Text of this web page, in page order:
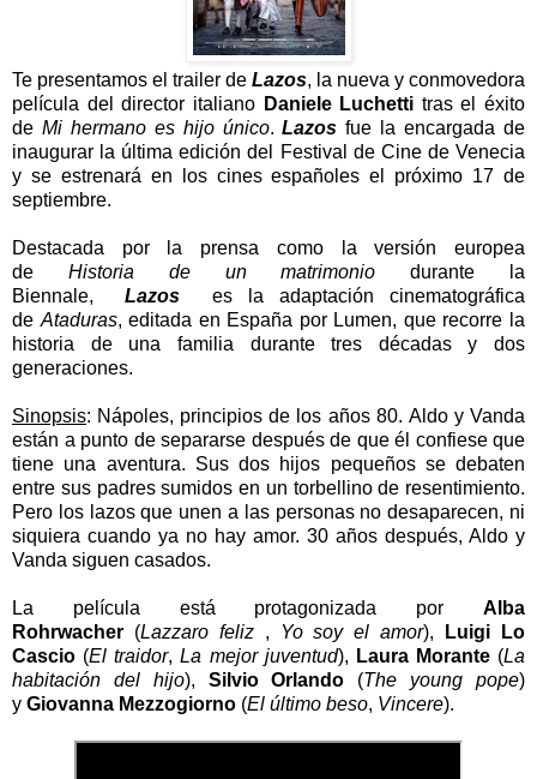
Te presentamos el trailer de Lazos, la nueva y conmovedora
película del director italiano Daniele Luchetti tras el éxito
de Mi hermano es hijo único.Lazosfue la encargada de
inaugurar la última edición del Festival de Cine de Venecia
y se estrenará en los cines españoles el próximo 17 de
septiembre.
Destacada por la prensa como la versión europea
de Historia de un matrimonio durante la
Biennale,Lazos
es la adaptación cinematográfica
de Ataduras, editada en España por Lumen, que recorre la
historia de una familia durante tres décadas y dos
generaciones.
Sinopsis: Nápoles, principios de los años 80. Aldo y Vanda
están a punto de separarse después de que él confiese que
tiene una aventura. Sus dos hijos pequeños se debaten
entre sus padres sumidos en un torbellino de resentimiento.
Pero los lazos que unen a las personas no desaparecen, ni
siquiera cuando ya no hay amor. 30 años después, Aldo y
Vanda siguen casados.
La película está protagonizada por Alba
Rohrwacher (Lazzaro feliz, Yo soy el amor),
Luigi Lo
Cascio (El traidor,La mejor juventud), Laura Morante(La
habitación del hijo), Silvio Orlando (The young pope)
y Giovanna Mezzogiorno (El último beso, Vincere).